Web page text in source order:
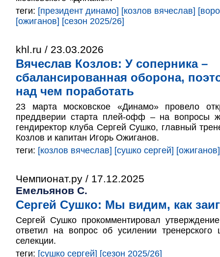
теги: [президент динамо] [козлов вячеслав]
[ожиганов] [сезон 2025/26]
khl.ru / 23.03.2026
Вячеслав Козлов: У соперника –
сбалансированная оборона,
над чем поработать
23 марта московское «Динамо» провело
преддверии старта плей-офф – на вопросы
гендиректор клуба Сергей Сушко, главный
Козлов и капитан Игорь Ожиганов.
теги: [козлов вячеслав] [сушко сергей] [ожиганов]
Чемпионат.ру / 17.12.2025
Емельянов С.
Сергей Сушко: Мы видим, как
Сергей Сушко прокомментировал
ответил на вопрос об усилении
селекции.
теги: [сушко сергей] [сезон 2025/26]